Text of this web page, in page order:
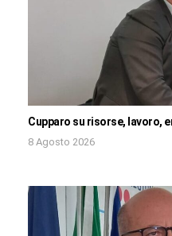
Cupparo su risorse, lavoro,
8 Agosto 2026